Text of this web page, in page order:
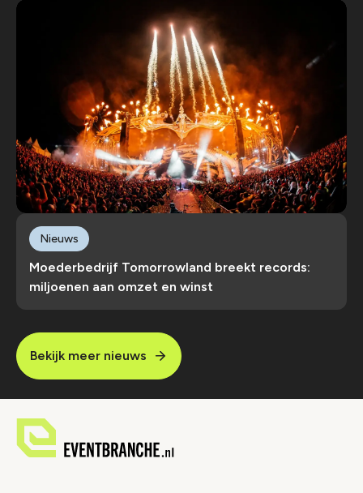
Moederbedrijf Tomorrowland breekt records:
miljoenen aan omzet en winst
Nieuws
Bekijk meer nieuws